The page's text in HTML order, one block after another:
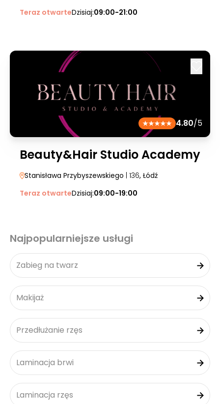
Teraz otwarteDzisiaj:09:00-21:00
4.80/5
Beauty&Hair Studio Academy
Stanisława Przybyszewskiego | 136, Łódź
Teraz otwarteDzisiaj:09:00-19:00
Najpopularniejsze usługi
Zabieg na twarz
Makijaż
Przedłużanie rzęs
Laminacja brwi
Laminacja rzęs